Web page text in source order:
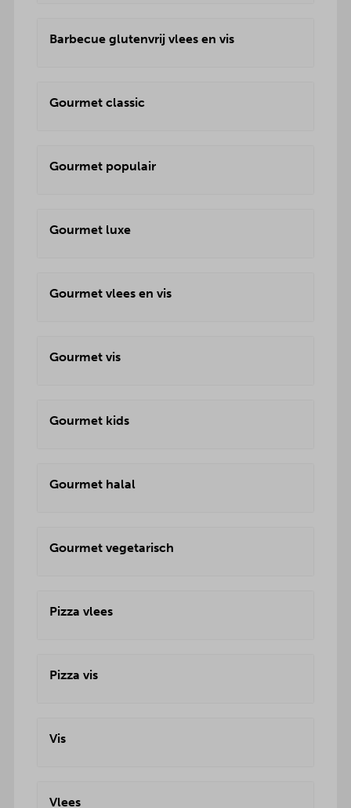
Barbecue glutenvrij vlees en vis
Gourmet classic
Gourmet populair
Gourmet luxe
Gourmet vlees en vis
Gourmet vis
Gourmet kids
Gourmet halal
Gourmet vegetarisch
Pizza vlees
Pizza vis
Vis
Vlees